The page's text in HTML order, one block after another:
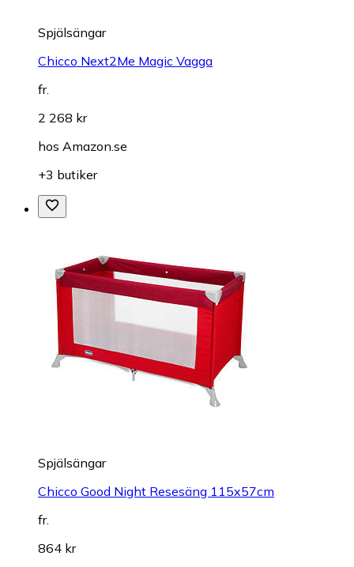
Spjälsängar
Chicco Next2Me Magic Vagga
fr.
2 268 kr
hos Amazon.se
+3 butiker
Spjälsängar
Chicco Good Night Resesäng 115x57cm
fr.
864 kr